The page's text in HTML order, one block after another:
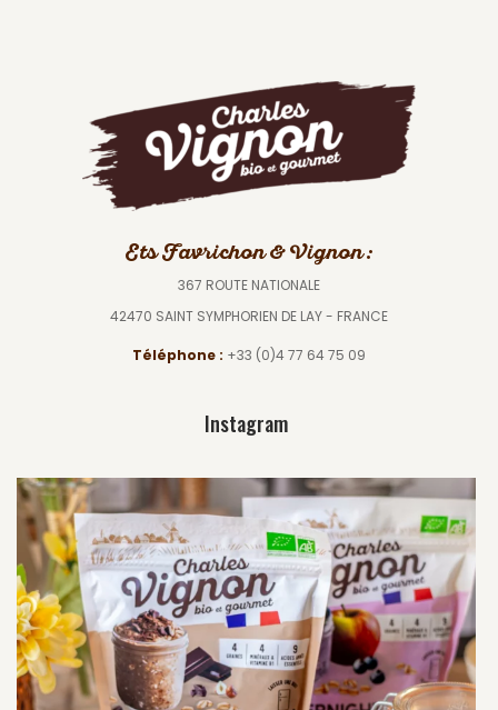
Ets Favrichon & Vignon :
367 ROUTE NATIONALE
42470 SAINT SYMPHORIEN DE LAY - FRANCE
Téléphone : +33 (0)4 77 64 75 09
Instagram